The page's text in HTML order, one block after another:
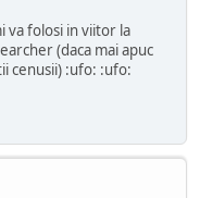
va folosi in viitor la
(daca mai apuc
cenusii) :ufo: :ufo: